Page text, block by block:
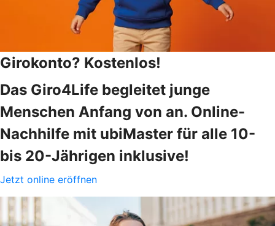
Girokonto? Kostenlos!
Das Giro4Life begleitet junge
Menschen Anfang von an. Online-
Nachhilfe mit ubiMaster für alle 10-
bis 20-Jährigen inklusive!
Jetzt online eröffnen